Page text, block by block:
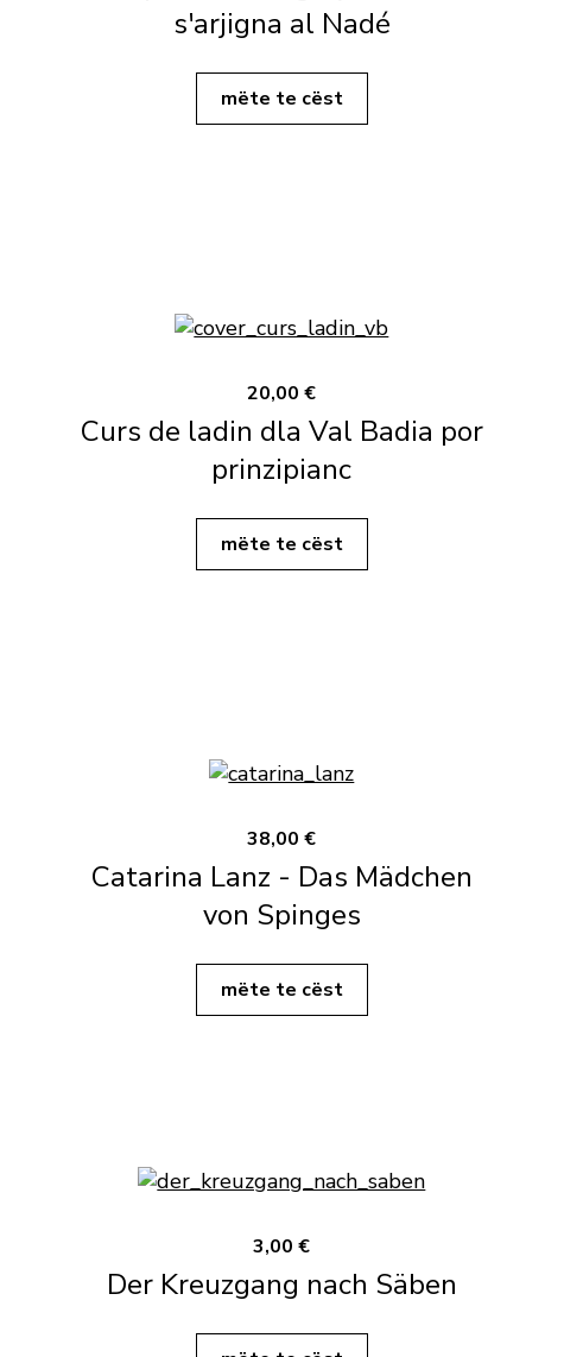
s'arjigna al Nadé
mëte te cëst
20,00 €
Curs de ladin dla Val Badia por
prinzipianc
mëte te cëst
38,00 €
Catarina Lanz - Das Mädchen
von Spinges
mëte te cëst
3,00 €
Der Kreuzgang nach Säben